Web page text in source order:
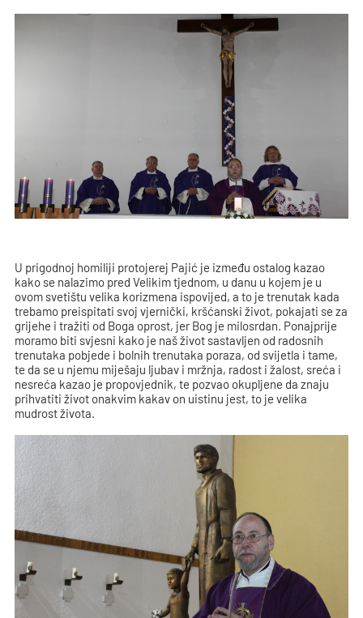
U prigodnoj homiliji protojerej Pajić je između ostalog kazao
kako se nalazimo pred Velikim tjednom, u danu u kojem je u
ovom svetištu velika korizmena ispovijed, a to je trenutak kada
trebamo preispitati svoj vjernički, kršćanski život, pokajati se za
grijehe i tražiti od Boga oprost, jer Bog je milosrdan. Ponajprije
moramo biti svjesni kako je naš život sastavljen od radosnih
trenutaka pobjede i bolnih trenutaka poraza, od svijetla i tame,
te da se u njemu miješaju ljubav i mržnja, radost i žalost, sreća i
nesreća kazao je propovjednik, te pozvao okupljene da znaju
prihvatiti život onakvim kakav on uistinu jest, to je velika
mudrost života.